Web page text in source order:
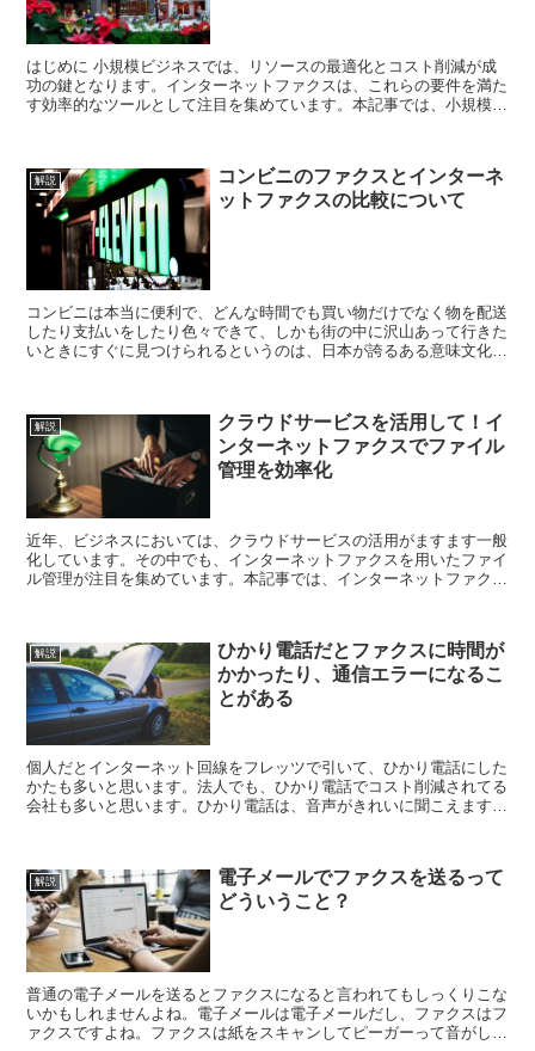
はじめに 小規模ビジネスでは、リソースの最適化とコスト削減が成
功の鍵となります。インターネットファクスは、これらの要件を満た
す効率的なツールとして注目を集めています。本記事では、小規模ビ
解説
コンビニのファクスとインターネ
ットファクスの比較について
コンビニは本当に便利で、どんな時間でも買い物だけでなく物を配送
したり支払いをしたり色々できて、しかも街の中に沢山あって行きた
いときにすぐに見つけられるというのは、日本が誇るある意味文化の
解説
クラウドサービスを活用して！イ
ンターネットファクスでファイル
管理を効率化
近年、ビジネスにおいては、クラウドサービスの活用がますます一般
化しています。その中でも、インターネットファクスを用いたファイ
ル管理が注目を集めています。本記事では、インターネットファクス
解説
ひかり電話だとファクスに時間が
かかったり、通信エラーになるこ
とがある
個人だとインターネット回線をフレッツで引いて、ひかり電話にした
かたも多いと思います。法人でも、ひかり電話でコスト削減されてる
会社も多いと思います。ひかり電話は、音声がきれいに聞こえます
解説
電子メールでファクスを送るって
どういうこと？
普通の電子メールを送るとファクスになると言われてもしっくりこな
いかもしれませんよね。電子メールは電子メールだし、ファクスはフ
ァクスですよね。ファクスは紙をスキャンしてピーガーって音がして